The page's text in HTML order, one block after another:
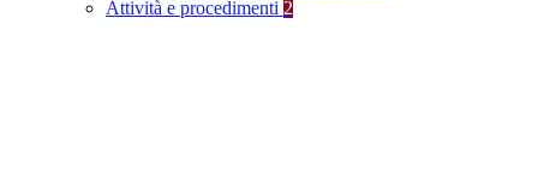
Attività e procedimenti 2